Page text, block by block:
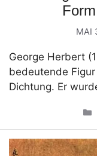
MAI
George Herbert
bedeutende
Dichtung. Er